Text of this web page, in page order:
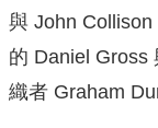
與 John
的 Daniel Gross
織者 Graham